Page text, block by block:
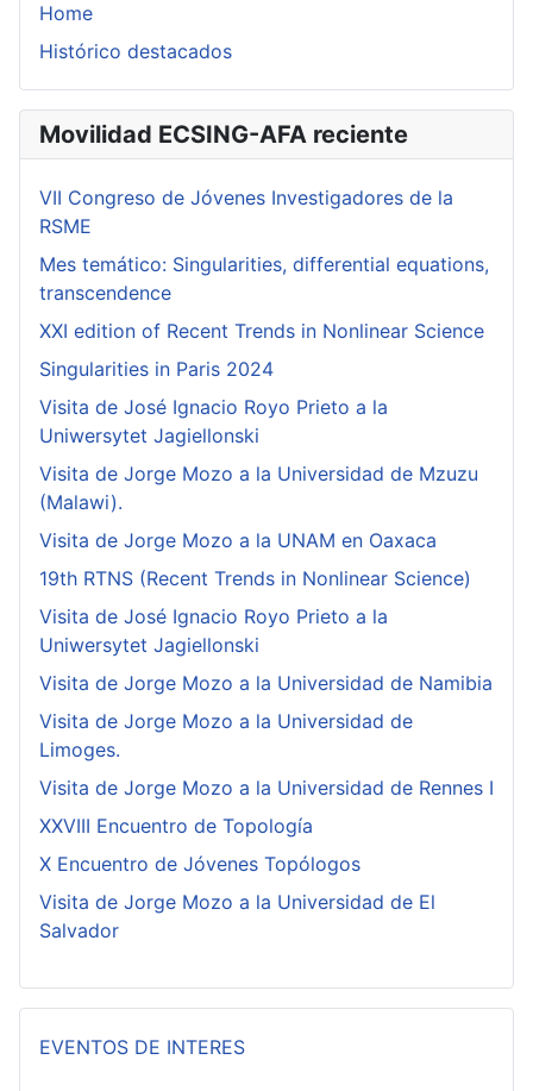
Home
Histórico destacados
Movilidad ECSING-AFA reciente
VII Congreso de Jóvenes Investigadores de la
RSME
Mes temático: Singularities, differential equations,
transcendence
XXI edition of Recent Trends in Nonlinear Science
Singularities in Paris 2024
Visita de José Ignacio Royo Prieto a la
Uniwersytet Jagiellonski
Visita de Jorge Mozo a la Universidad de Mzuzu
(Malawi).
Visita de Jorge Mozo a la UNAM en Oaxaca
19th RTNS (Recent Trends in Nonlinear Science)
Visita de José Ignacio Royo Prieto a la
Uniwersytet Jagiellonski
Visita de Jorge Mozo a la Universidad de Namibia
Visita de Jorge Mozo a la Universidad de
Limoges.
Visita de Jorge Mozo a la Universidad de Rennes I
XXVIII Encuentro de Topología
X Encuentro de Jóvenes Topólogos
Visita de Jorge Mozo a la Universidad de El
Salvador
EVENTOS DE INTERES